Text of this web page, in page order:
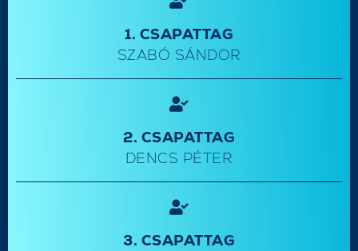
1. CSAPATTAG
SZABÓ SÁNDOR
2. CSAPATTAG
DENCS PÉTER
3. CSAPATTAG